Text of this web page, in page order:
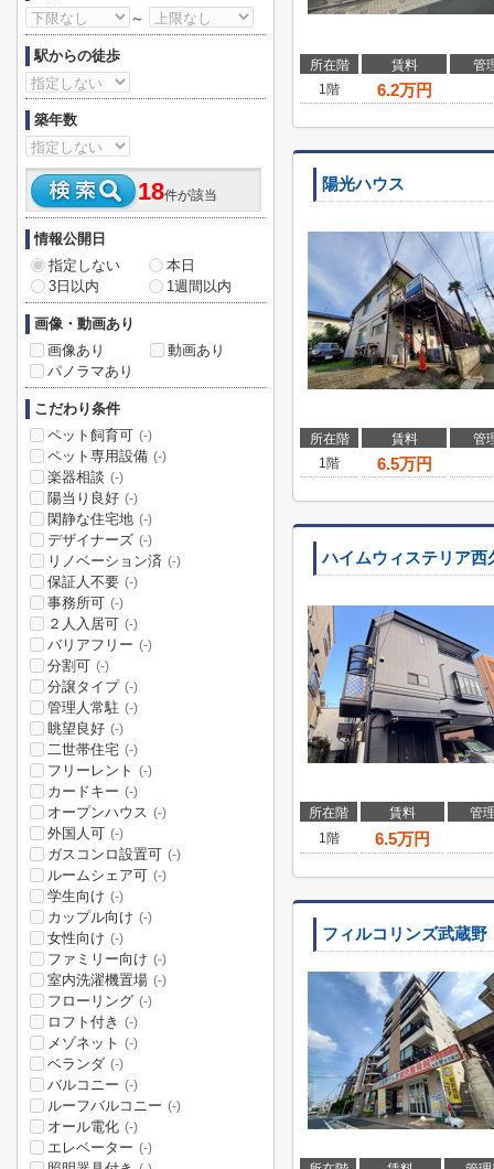
所在階 賃料
管
1階
6.2万円
陽光ハウス
所在階 賃料
管
1階
6.5万円
ハイムウィステリア西
所在階 賃料
管
1階
6.5万円
フィルコリンズ武蔵野
～
駅からの徒歩
築年数
18件が該当
情報公開日
指定しない
本日
3日以内
1週間以内
画像・動画あり
画像あり
動画あり
パノラマあり
こだわり条件
ペット飼育可 (-)
ペット専用設備 (-)
楽器相談 (-)
陽当り良好 (-)
閑静な住宅地 (-)
デザイナーズ (-)
リノベーション済 (-)
保証人不要 (-)
事務所可 (-)
２人入居可 (-)
バリアフリー (-)
分割可 (-)
分譲タイプ (-)
管理人常駐 (-)
眺望良好 (-)
二世帯住宅 (-)
フリーレント (-)
カードキー (-)
オープンハウス (-)
外国人可 (-)
ガスコンロ設置可 (-)
ルームシェア可 (-)
学生向け (-)
カップル向け (-)
女性向け (-)
ファミリー向け (-)
室内洗濯機置場 (-)
フローリング (-)
ロフト付き (-)
メゾネット (-)
ベランダ (-)
バルコニー (-)
ルーフバルコニー (-)
オール電化 (-)
エレベーター (-)